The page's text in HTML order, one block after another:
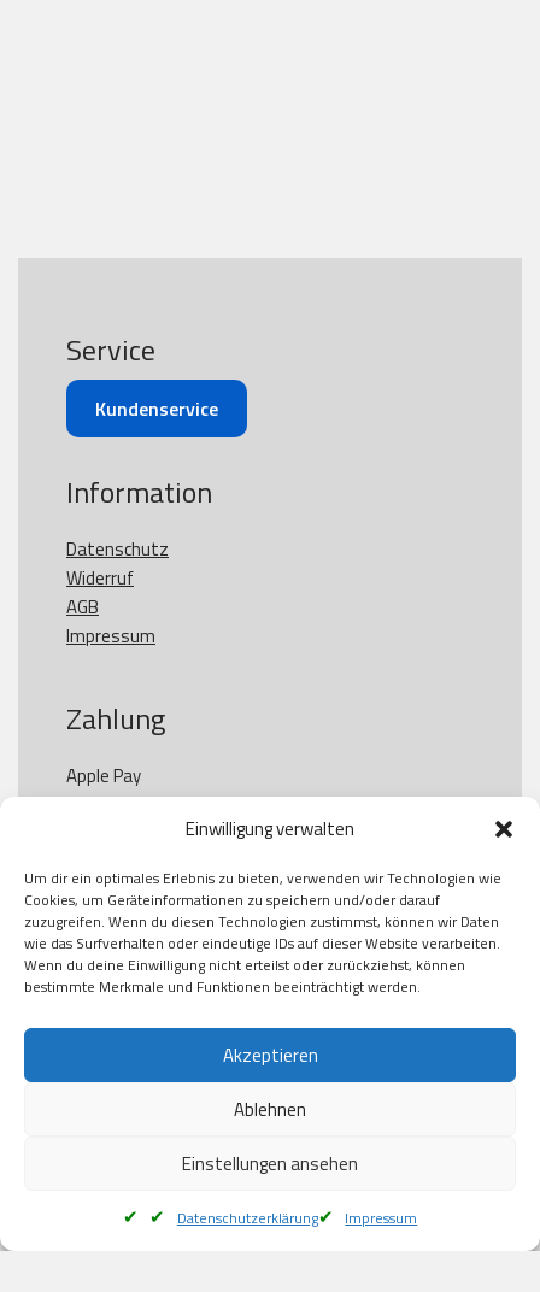
Einwilligung verwalten
Um dir ein optimales Erlebnis zu bieten, verwenden wir Technologien wie
Cookies, um Geräteinformationen zu speichern und/oder darauf
zuzugreifen. Wenn du diesen Technologien zustimmst, können wir Daten
wie das Surfverhalten oder eindeutige IDs auf dieser Website verarbeiten.
Wenn du deine Einwilligung nicht erteilst oder zurückziehst, können
bestimmte Merkmale und Funktionen beeinträchtigt werden.
Akzeptieren
Ablehnen
Einstellungen ansehen
Datenschutzerklärung Impressum
Service
Kundenservice
Information
Datenschutz
Widerruf
AGB
Impressum
Zahlung
Apple Pay
Paypal
Kauf auf Rechung
Klarna
American Express